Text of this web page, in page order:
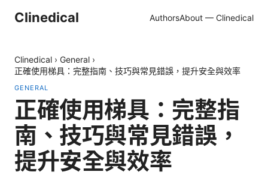
Clinedical AuthorsAbout — Clinedical
Clinedical › General ›
正確使用梯具：完整指南、技巧與常見錯誤，提升安全與效率
GENERAL
正確使用梯具：完整指
南、技巧與常見錯誤，
提升安全與效率